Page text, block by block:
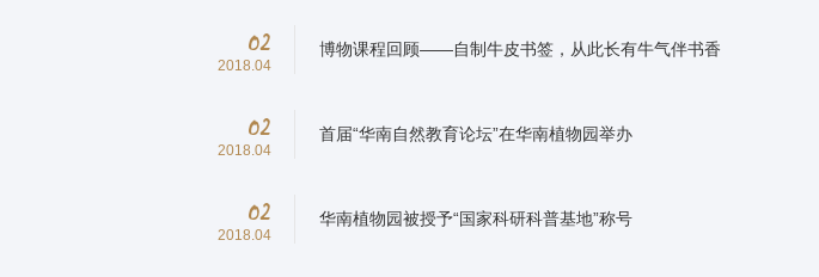
02
2018.04
博物课程回顾——自制牛皮书签，从此长有牛气伴书香
02
2018.04
首届“华南自然教育论坛”在华南植物园举办
02
2018.04
华南植物园被授予“国家科研科普基地”称号